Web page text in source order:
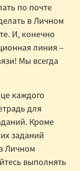
по почте
в Личном
И, конечно
линия –
Мы всегда
каждого
для
Кроме
заданий
Личном
выполнять